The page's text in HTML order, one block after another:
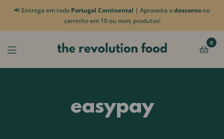
📢 Entrega em todo Portugal Continental | Aproveita odesconto no
carrinho em 10 ou mais produtos!
0
easypay